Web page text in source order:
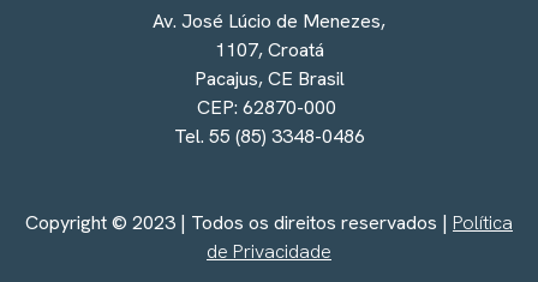
Av. José Lúcio de Menezes,
1107, Croatá
Pacajus, CE Brasil
CEP: 62870-000
Tel. 55 (85) 3348-0486
Copyright © 2023 | Todos os direitos reservados | Política
de Privacidade